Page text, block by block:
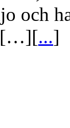
och
[…][...]